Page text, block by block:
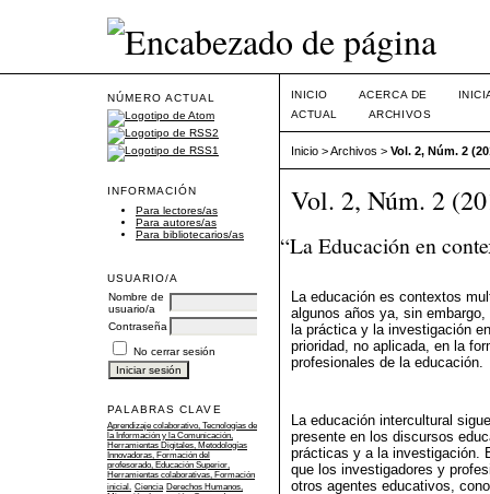
NÚMERO ACTUAL
INFORMACIÓN
Para lectores/as
Para autores/as
Para bibliotecarios/as
USUARIO/A
Nombre de
usuario/a
Contraseña
No cerrar sesión
PALABRAS CLAVE
Aprendizaje colaborativo, Tecnologías de
la Información y la Comunicación,
Herramientas Digitales, Metodologías
Innovadoras, Formación del
profesorado, Educación Superior,
Herramientas colaborativas, Formación
inicial. Ciencia Derechos Humanos,
INICIO ACERCA DE
ACTUAL
ARCHIVOS
Inicio>Archivos > Vol. 2, Núm. 2
Vol. 2, Núm. 2
“La Educación en
La educación es contextos
algunos años ya, sin
la práctica y la investigación
prioridad, no aplicada, en la
profesionales de la educación.
La educación intercultural
presente en los discursos
prácticas y a la investigación.
que los investigadores y
otros agentes educativos,